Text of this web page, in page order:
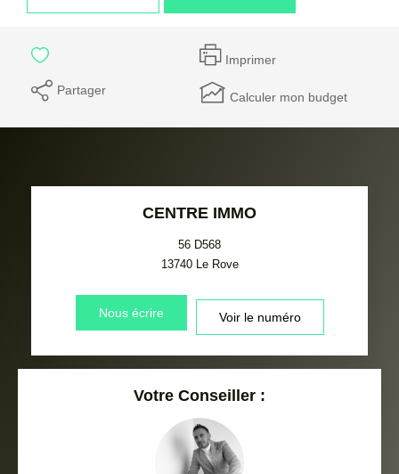
Imprimer
Partager Calculer mon budget
CENTRE IMMO
56 D568
13740 Le Rove
Nous écrire Voir le numéro
Votre Conseiller :